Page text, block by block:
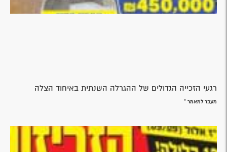
רגעי הזכייה הגדולים של ההגרלה השנתית באיחוד הצלה
מעבר למאמר »